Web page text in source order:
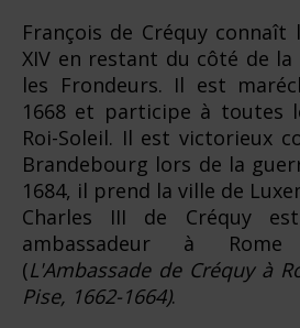
François de Créquy connaît
XIV en restant du côté de
les Frondeurs. Il est
1668 et participe à toutes
Roi-Soleil. Il est victorieux
Brandebourg lors de la
1684, il prend la ville de
Charles III de Créquy
ambassadeur à Rome
(L'Ambassade de Créquy à
Pise, 1662-1664).